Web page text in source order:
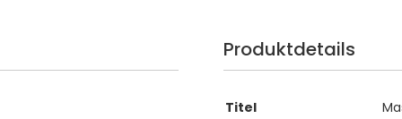
Produktdetails
Titel